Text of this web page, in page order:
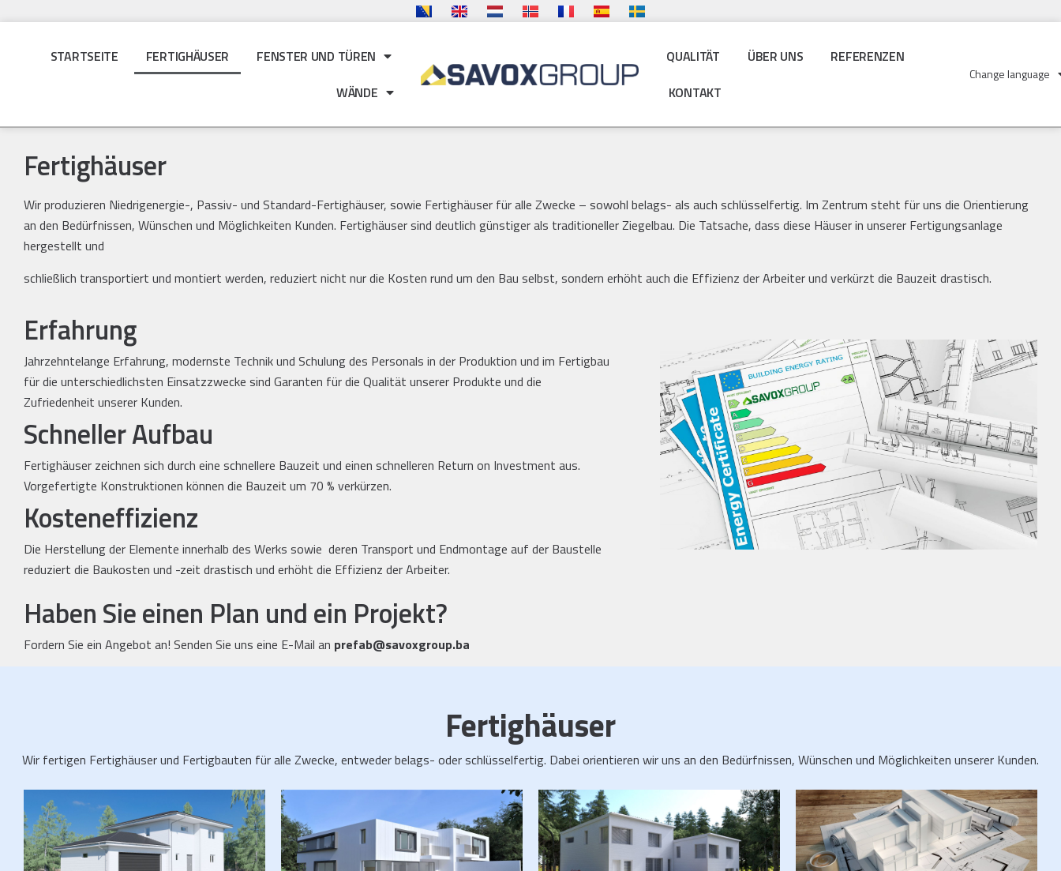
STARTSEITE FERTIGHÄUSER
FENSTER UND TÜREN
WÄNDE
QUALITÄT ÜBER UNS
REFERENZEN
KONTAKT
Change language
Fertighäuser
Wir produzieren Niedrigenergie-, Passiv- und Standard-Fertighäuser, sowie Fertighäuser für alle Zwecke – sowohl belags- als auch schlüsselfertig. Im Zentrum steht für uns die Orientierung
an den Bedürfnissen, Wünschen und Möglichkeiten Kunden. Fertighäuser sind deutlich günstiger als traditioneller Ziegelbau. Die Tatsache, dass diese Häuser in unserer Fertigungsanlage
hergestellt und
schließlich transportiert und montiert werden, reduziert nicht nur die Kosten rund um den Bau selbst, sondern erhöht auch die Effizienz der Arbeiter und verkürzt die Bauzeit drastisch.
Erfahrung
Jahrzehntelange Erfahrung, modernste Technik und Schulung des Personals in der Produktion und im Fertigbau
für die unterschiedlichsten Einsatzzwecke sind Garanten für die Qualität unserer Produkte und die
Zufriedenheit unserer Kunden.
Schneller Aufbau
Fertighäuser zeichnen sich durch eine schnellere Bauzeit und einen schnelleren Return on Investment aus.
Vorgefertigte Konstruktionen können die Bauzeit um 70 % verkürzen.
Kosteneffizienz
Die Herstellung der Elemente innerhalb des Werks sowie deren Transport und Endmontage auf der Baustelle
reduziert die Baukosten und -zeit drastisch und erhöht die Effizienz der Arbeiter.
Haben Sie einen Plan und ein Projekt?
Fordern Sie ein Angebot an! Senden Sie uns eine E-Mail an prefab@savoxgroup.ba
Fertighäuser
Wir fertigen Fertighäuser und Fertigbauten für alle Zwecke, entweder belags- oder schlüsselfertig. Dabei orientieren wir uns an den Bedürfnissen, Wünschen und Möglichkeiten unserer Kunden.